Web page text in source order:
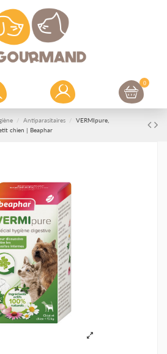
0
Antiparasitaires
VERMIpure,
chien | Beaphar